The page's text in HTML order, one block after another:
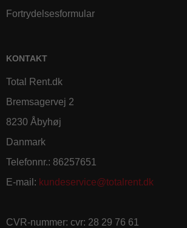
Fortrydelsesformular
KONTAKT
Total Rent.dk
Bremsagervej 2
8230 Åbyhøj
Danmark
Telefonnr.: 86257651
E-mail : kundeservice@totalrent.dk
CVR-nummer: cvr: 28 29 76 61